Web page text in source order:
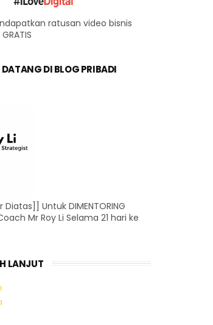
ratusan video bisnis
DI BLOG PRIBADI
Diatas]] Untuk DIMENTORING
Mr Roy Li Selama 21 hari ke
LANJUT